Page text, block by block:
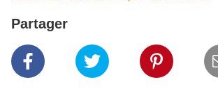
Partager